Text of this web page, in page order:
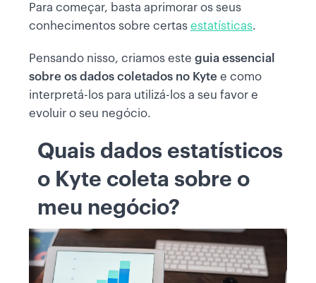
Para começar, basta aprimorar os seus
conhecimentos sobre certas estatísticas.
Pensando nisso, criamos este guia essencial
sobre os dados coletados no Kyte e como
interpretá-los para utilizá-los a seu favor e
evoluir o seu negócio.
Quais dados estatísticos
o Kyte coleta sobre o
meu negócio?